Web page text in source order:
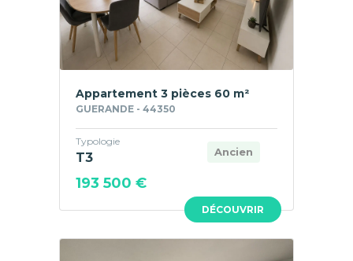
DÉCOUVRIR
Appartement 3 pièces 60 m²
GUERANDE - 44350
Ancien
Typologie
T3
193 500 €